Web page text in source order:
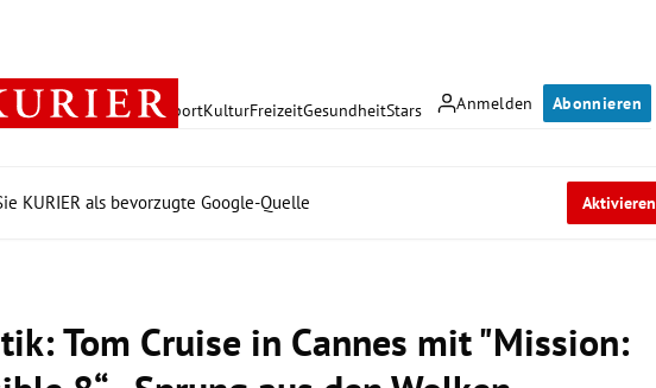
Anmelden Abonnieren
PolitikWirtschaft SportKulturFreizeitGesundheitStars
KURIER als bevorzugte Google-Quelle Aktivieren
Tom Cruise in Cannes mit "Mission: